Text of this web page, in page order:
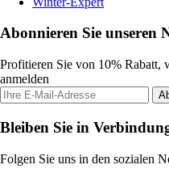
Abonnieren Sie unseren
Profitieren Sie von 10% Rabatt,
anmelden
Bleiben Sie in
Folgen Sie uns in den sozialen